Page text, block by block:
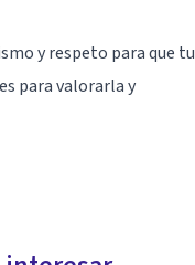
y respeto para que tu
para valorarla y